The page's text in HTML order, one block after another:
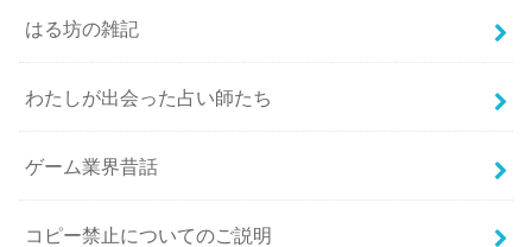
はる坊の雑記
わたしが出会った占い師たち
ゲーム業界昔話
コピー禁止についてのご説明